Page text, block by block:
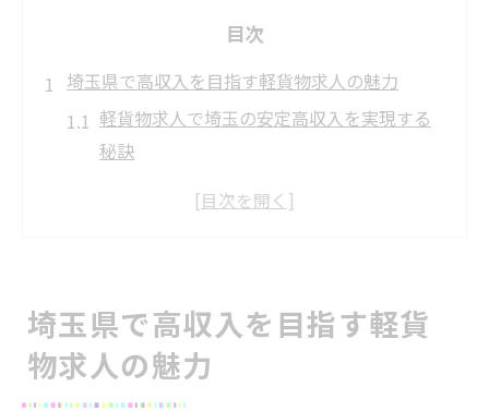
目次
埼玉県で高収入を目指す軽貨物求人の魅力
軽貨物求人で埼玉の安定高収入を実現する
秘訣
埼玉の軽貨物求人が選ばれる業界動向と将
未経験者が埼玉で高収入を得る軽貨物求人
の特徴
ランキング上位の軽貨物求人が持つ魅力を
埼玉県で高収入を目指す軽貨
物求人の魅力